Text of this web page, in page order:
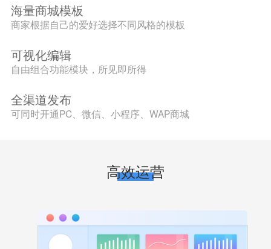
海量商城模板
商家根据自己的爱好选择不同风格的模板
可视化编辑
自由组合功能模块，所见即所得
全渠道发布
可同时开通PC、微信、小程序、WAP商城
高效运营